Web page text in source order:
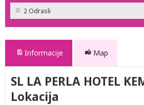
2 Odrasli
Informacije Map
SL LA PERLA HOTEL
Lokacija